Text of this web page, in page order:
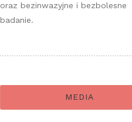
oraz bezinwazyjne i bezbolesne
badanie.
MEDIA